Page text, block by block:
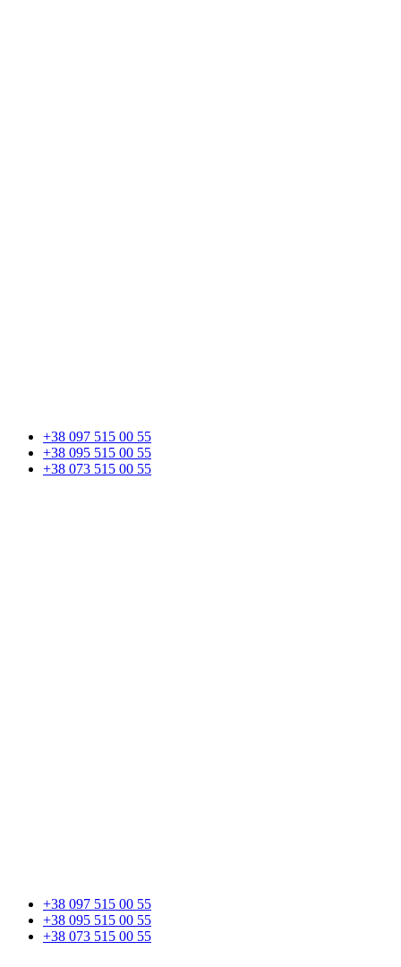
+38 097 515 00 55
+38 095 515 00 55
+38 073 515 00 55
+38 097 515 00 55
+38 095 515 00 55
+38 073 515 00 55